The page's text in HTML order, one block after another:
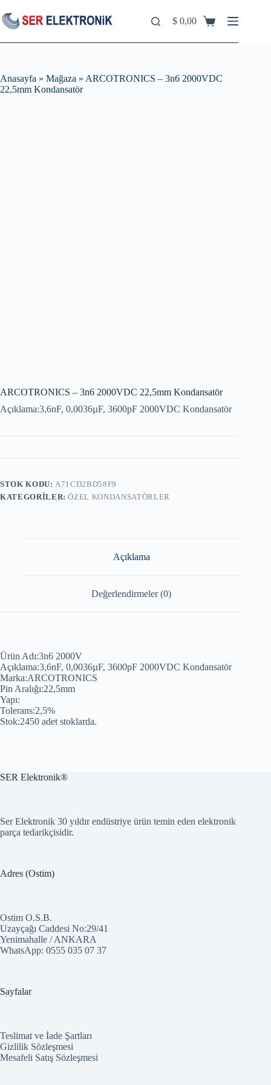
to
content
Shopping
$ 0,00
Anasayfa » Mağaza » ARCOTRONICS – 3n6 2000VDC
22,5mm Kondansatör
ARCOTRONICS – 3n6 2000VDC 22,5mm Kondansatör
Açıklama:3,6nF, 0,0036µF, 3600pF 2000VDC Kondansatör
STOK KODU:A71CD2BD58F9
KATEGORILER:ÖZEL KONDANSATÖRLER
Açıklama
Değerlendirmeler (0)
Ürün Adı:3n6 2000V
Açıklama:3,6nF, 0,0036µF, 3600pF 2000VDC Kondansatör
Marka:ARCOTRONICS
Pin Aralığı:22,5mm
Yapı:
Tolerans:2,5%
Stok:2450 adet stoklarda.
SER Elektronik®
Ser Elektronik 30 yıldır endüstriye ürün temin eden elektronik
parça tedarikçisidir.
Adres (Ostim)
Ostim O.S.B.
Uzayçağı Caddesi No:29/41
Yenimahalle / ANKARA
WhatsApp: 0555 035 07 37
Sayfalar
Teslimat ve İade Şartları
Gizlilik Sözleşmesi
Mesafeli Satış Sözleşmesi